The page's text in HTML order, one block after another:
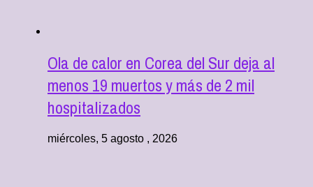
Ola de calor en Corea del Sur deja al
menos 19 muertos y más de 2 mil
hospitalizados
miércoles, 5 agosto , 2026